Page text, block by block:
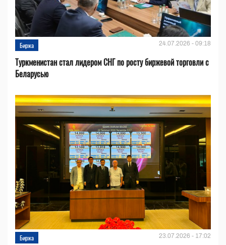
Биржа 24.07.2026 - 09:18
Туркменистан стал лидером СНГ по росту биржевой торговли с
Беларусью
Биржа 23.07.2026 - 17:02